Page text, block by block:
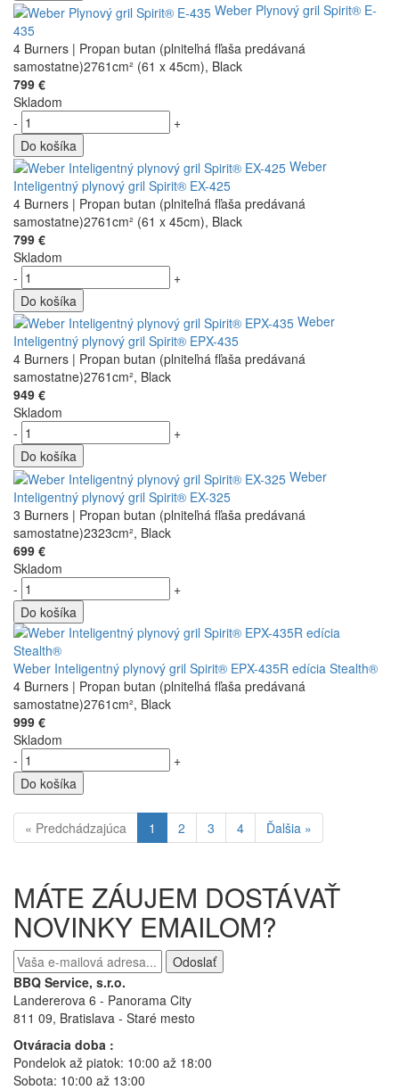
Weber Plynový gril Spirit® E-
435
4 Burners | Propan butan (plniteľná fľaša predávaná
samostatne)2761cm² (61 x 45cm), Black
799 €
Skladom
-
+
Do košíka
Weber
Inteligentný plynový gril Spirit® EX-425
4 Burners | Propan butan (plniteľná fľaša predávaná
samostatne)2761cm² (61 x 45cm), Black
799 €
Skladom
-
+
Do košíka
Weber
Inteligentný plynový gril Spirit® EPX-435
4 Burners | Propan butan (plniteľná fľaša predávaná
samostatne)2761cm², Black
949 €
Skladom
-
+
Do košíka
Weber
Inteligentný plynový gril Spirit® EX-325
3 Burners | Propan butan (plniteľná fľaša predávaná
samostatne)2323cm², Black
699 €
Skladom
-
+
Do košíka
Weber Inteligentný plynový gril Spirit® EPX-435R edícia Stealth®
4 Burners | Propan butan (plniteľná fľaša predávaná
samostatne)2761cm², Black
999 €
Skladom
-
+
Do košíka
« Predchádzajúca 1 2 3 4 Ďalšia »
MÁTE ZÁUJEM DOSTÁVAŤ
NOVINKY EMAILOM?
Odoslať
BBQ Service, s.r.o.
Landererova 6 - Panorama City
811 09, Bratislava - Staré mesto
Otváracia doba :
Pondelok až piatok: 10:00 až 18:00
Sobota: 10:00 až 13:00